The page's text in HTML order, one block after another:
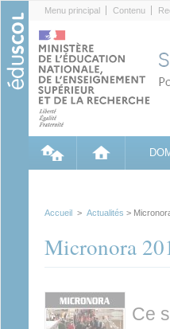
Menu principal Contenu
Accueil > Actualités >
Micronora
Ce